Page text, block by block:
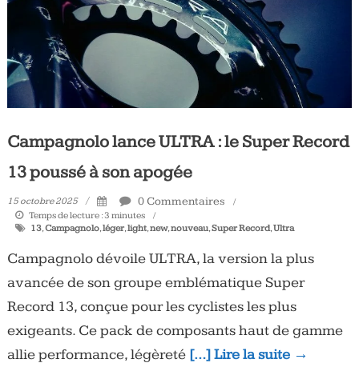
Campagnolo lance ULTRA : le Super Record
13 poussé à son apogée
15 octobre 2025 0 Commentaires
Temps de lecture :3 minutes
13,Campagnolo,léger,light,new,nouveau,Super Record,Ultra
Campagnolo dévoile ULTRA, la version la plus
avancée de son groupe emblématique Super
Record 13, conçue pour les cyclistes les plus
exigeants. Ce pack de composants haut de gamme
allie performance, légèreté […] Lire la suite →